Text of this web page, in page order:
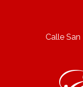
Calle San